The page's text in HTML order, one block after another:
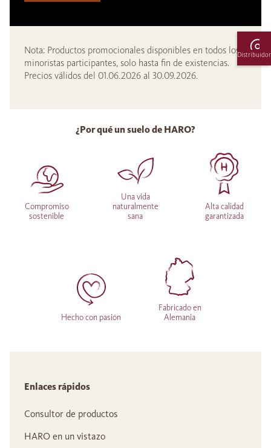
Nota: Productos promocionales disponibles en todos los
minoristas participantes, solo hasta fin de existencias.
Precios válidos del 01.06.2026 al 30.09.2026.
¿Por qué un suelo de HARO?
Compromiso
sostenible
Una vida
naturalmente
sana
Alta calidad
garantizada
Hecho con pasión
Fabricado en
Alemania
Enlaces rápidos
Consultor de productos
HARO en un vistazo
Distribuidor